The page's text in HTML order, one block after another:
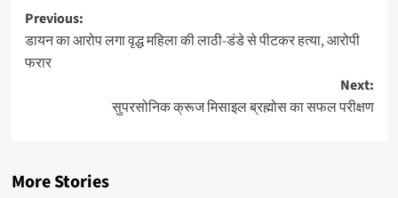
Post
navigation
Previous:
डायन का आरोप लगा वृद्ध महिला की लाठी-डंडे से पीटकर हत्या, आरोपी
फरार
Next:
सुपरसोनिक क्रूज मिसाइल ब्रह्मोस का सफल परीक्षण
More Stories